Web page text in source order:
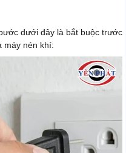
dưới đây là bắt buộc trước
máy nén khí: